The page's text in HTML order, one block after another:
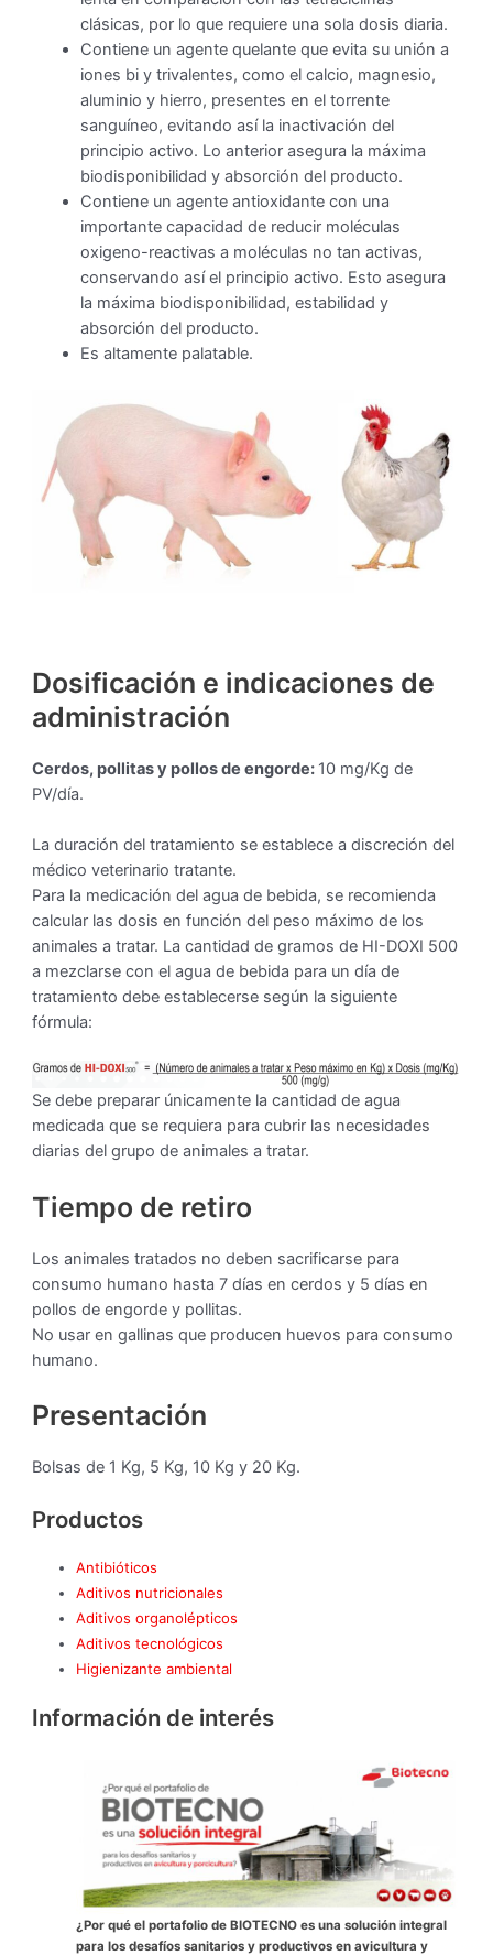
clásicas, por lo que requiere una sola dosis diaria.
Contiene un agente quelante que evita su unión a
iones bi y trivalentes, como el calcio, magnesio,
aluminio y hierro, presentes en el torrente
sanguíneo, evitando así la inactivación del
principio activo. Lo anterior asegura la máxima
biodisponibilidad y absorción del producto.
Contiene un agente antioxidante con una
importante capacidad de reducir moléculas
oxigeno-reactivas a moléculas no tan activas,
conservando así el principio activo. Esto asegura
la máxima biodisponibilidad, estabilidad y
absorción del producto.
Es altamente palatable.
Dosificación e indicaciones de
administración
Cerdos, pollitas y pollos de engorde: 10 mg/Kg de
PV/día.
La duración del tratamiento se establece a discreción del
médico veterinario tratante.
Para la medicación del agua de bebida, se recomienda
calcular las dosis en función del peso máximo de los
animales a tratar. La cantidad de gramos de HI-DOXI 500
a mezclarse con el agua de bebida para un día de
tratamiento debe establecerse según la siguiente
fórmula:
Se debe preparar únicamente la cantidad de agua
medicada que se requiera para cubrir las necesidades
diarias del grupo de animales a tratar.
Tiempo de retiro
Los animales tratados no deben sacrificarse para
consumo humano hasta 7 días en cerdos y 5 días en
pollos de engorde y pollitas.
No usar en gallinas que producen huevos para consumo
humano.
Presentación
Bolsas de 1 Kg, 5 Kg, 10 Kg y 20 Kg.
Productos
Antibióticos
Aditivos nutricionales
Aditivos organolépticos
Aditivos tecnológicos
Higienizante ambiental
Información de interés
¿Por qué el portafolio de BIOTECNO es una solución integral
para los desafíos sanitarios y productivos en avicultura y